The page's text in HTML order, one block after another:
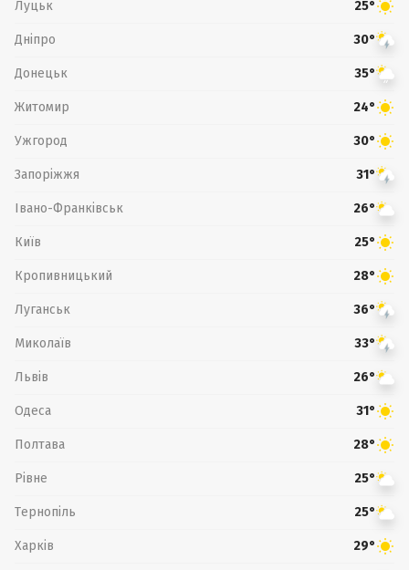
Луцьк 25°
Дніпро 30°
Донецьк 35°
Житомир 24°
Ужгород 30°
Запоріжжя 31°
Івано-Франківськ 26°
Київ 25°
Кропивницький 28°
Луганськ 36°
Миколаїв 33°
Львів 26°
Одеса 31°
Полтава 28°
Рівне 25°
Тернопіль 25°
Харків 29°